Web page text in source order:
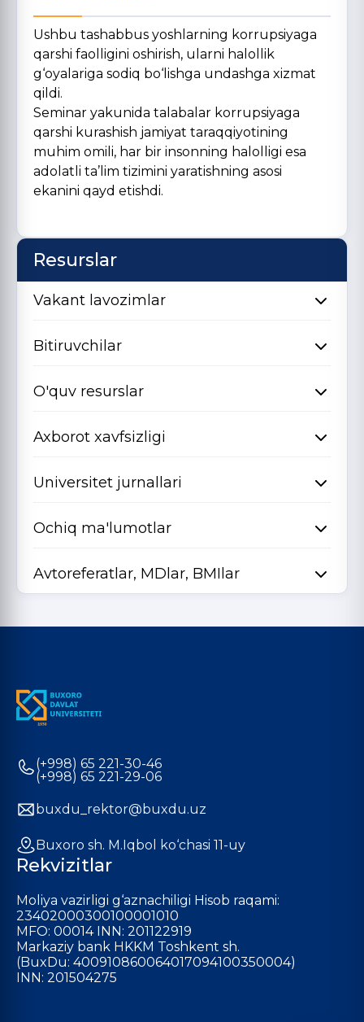
Ushbu tashabbus yoshlarning korrupsiyaga
qarshi faolligini oshirish, ularni halollik
g‘oyalariga sodiq bo‘lishga undashga xizmat
qildi.
Seminar yakunida talabalar korrupsiyaga
qarshi kurashish jamiyat taraqqiyotining
muhim omili, har bir insonning halolligi esa
adolatli ta’lim tizimini yaratishning asosi
ekanini qayd etishdi.
Resurslar
Vakant lavozimlar
Bitiruvchilar
O'quv resurslar
Axborot xavfsizligi
Universitet jurnallari
Ochiq ma'lumotlar
Avtoreferatlar, MDlar, BMIlar
(+998) 65 221-30-46
(+998) 65 221-29-06
buxdu_rektor@buxdu.uz
Buxoro sh. M.Iqbol ko‘chasi 11-uy
Rekvizitlar
Moliya vazirligi g‘aznachiligi Hisob raqami:
23402000300100001010
MFO: 00014 INN: 201122919
Markaziy bank HKKM Toshkent sh.
(BuxDu: 400910860064017094100350004)
INN: 201504275